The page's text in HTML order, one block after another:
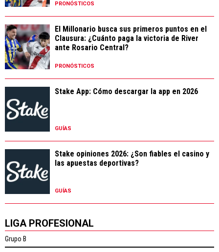
PRONÓSTICOS
El Millonario busca sus primeros puntos en el
Clausura: ¿Cuánto paga la victoria de River
ante Rosario Central?
PRONÓSTICOS
Stake App: Cómo descargar la app en 2026
GUÍAS
Stake opiniones 2026: ¿Son fiables el casino y
las apuestas deportivas?
GUÍAS
LIGA PROFESIONAL